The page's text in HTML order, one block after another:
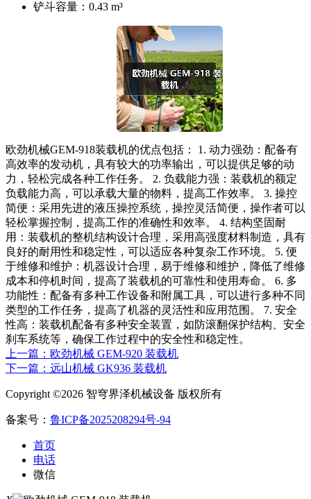
铲斗容量： 0.43 m³
欧劲机械GEM-918装载机的优点包括： 1. 动力强劲：配备有
高效率的发动机，具有较大的功率输出，可以提供足够的动
力，轻松完成各种工作任务。 2. 负载能力强：装载机的额定
负载能力高，可以承载大量的物料，提高工作效率。 3. 操控
简便：采用先进的液压操控系统，操控灵活简便，操作者可以
轻松掌握控制，提高工作的准确性和效率。 4. 结构坚固耐
用：装载机的整机结构设计合理，采用高强度材料制造，具有
良好的耐用性和稳定性，可以适应各种复杂工作环境。 5. 便
于维修和维护：机器设计合理，易于维修和维护，降低了维修
成本和停机时间，提高了装载机的可靠性和使用寿命。 6. 多
功能性：配备有多种工作设备和附属工具，可以进行多种不同
类型的工作任务，提高了机器的灵活性和应用范围。 7. 安全
性高：装载机配备有多种安全装置，如防滚翻保护结构、安全
刹车系统等，确保工作过程中的安全性和稳定性。
上一篇：欧劲机械 GEM-920 装载机
下一篇：远山机械 GK936 装载机
Copyright ©2026 智穹界泽机械设备 版权所有
备案号： 鲁ICP备2025208294号-94
首页
电话
微信